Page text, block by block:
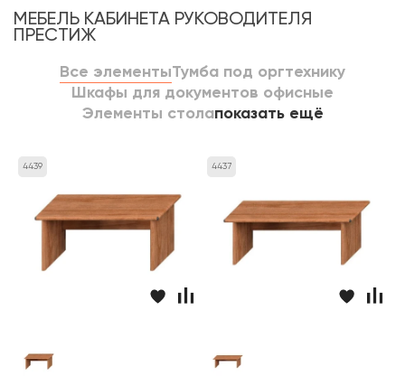
МЕБЕЛЬ КАБИНЕТА РУКОВОДИТЕЛЯ
ПРЕСТИЖ
Все элементыТумба под оргтехнику
Шкафы для документов офисные
Элементы столапоказать ещё
4439 4437